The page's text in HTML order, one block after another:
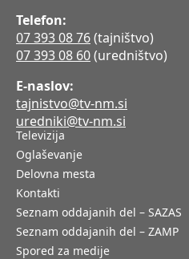
Telefon:
07 393 08 76(tajništvo)
07 393 08 60(uredništvo)
E-naslov:
tajnistvo@tv-nm.si
uredniki@tv-nm.si
Televizija
Oglaševanje
Delovna mesta
Kontakti
Seznam oddajanih del – SAZAS
Seznam oddajanih del – ZAMP
Spored za medije